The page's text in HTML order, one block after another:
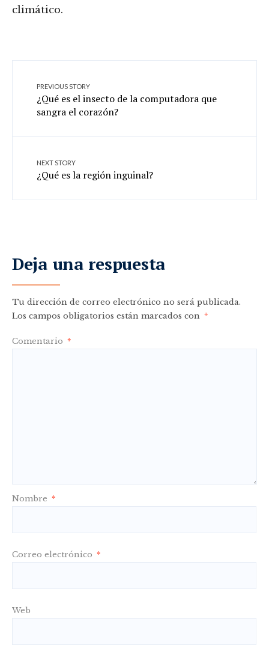
climático.
PREVIOUS STORY
¿Qué es el insecto de la computadora que
sangra el corazón?
NEXT STORY
¿Qué es la región inguinal?
Deja una respuesta
Tu dirección de correo electrónico no será publicada.
Los campos obligatorios están marcados con *
Comentario *
Nombre *
Correo electrónico *
Web